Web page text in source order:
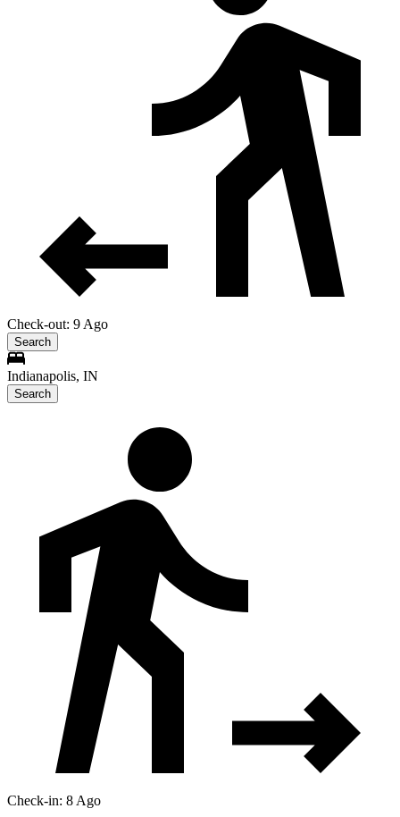
Check-out: 9 Ago
Search
Indianapolis, IN
Search
Check-in: 8 Ago